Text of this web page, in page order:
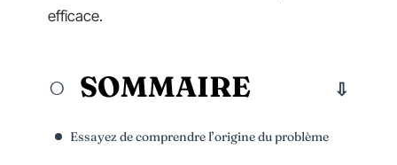
efficace.
SOMMAIRE
Essayez de comprendre l’origine du problème